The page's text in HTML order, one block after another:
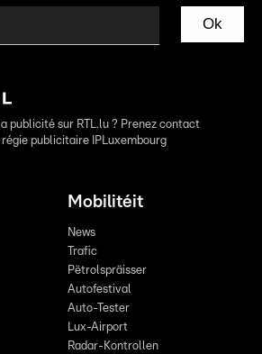
Ok
publicité sur RTL.lu ? Prenez contact
publicitaire IPLuxembourg
Mobilitéit
News
Trafic
Pëtrolspräisser
Autofestival
Auto-Tester
Lux-Airport
Radar-Kontrollen